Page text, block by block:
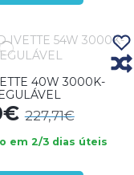
40W 3000K-
227,71€
em 2/3 dias úteis